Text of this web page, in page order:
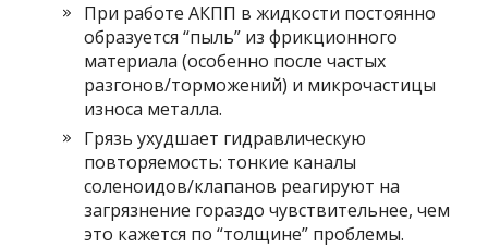
При работе АКПП в жидкости постоянно
образуется “пыль” из фрикционного
материала (особенно после частых
разгонов/торможений) и микрочастицы
износа металла.
Грязь ухудшает гидравлическую
повторяемость: тонкие каналы
соленоидов/клапанов реагируют на
загрязнение гораздо чувствительнее, чем
это кажется по “толщине” проблемы.